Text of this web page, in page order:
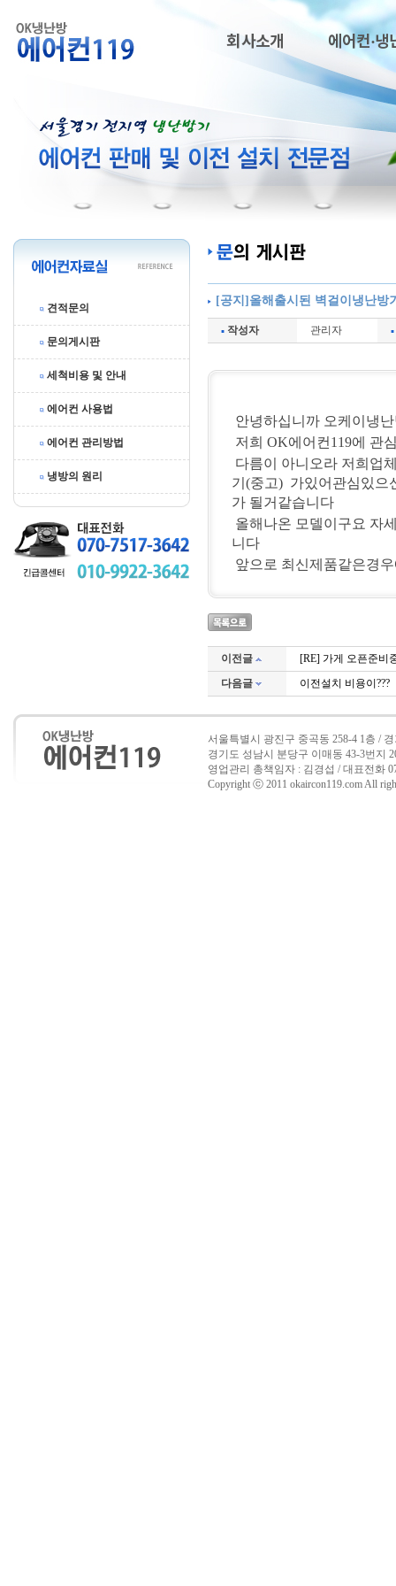
회사소개 에어컨·냉
견적문의
문의게시판
세척비용 및 안내
에어컨 사용법
에어컨 관리방법
냉방의 원리
[공지]올해출시된 벽걸이냉난방
작성자 관리자
안녕하십니까 오케이냉
저희 OK에어컨119에 관
다름이 아니오라 저희업
기(중고) 가있어관심있으
가 될거같습니다
올해나온 모델이구요 자
니다
앞으로 최신제품같은경
이전글
[RE] 가게 오픈준비
다음글
이전설치 비용이???
서울특별시 광진구 중곡동 258-4 1층 /
경기도 성남시 분당구 이매동 43-3번지
영업관리 총책임자 : 김경섭 / 대표전화
Copyright ⓒ 2011 okaircon119.com All